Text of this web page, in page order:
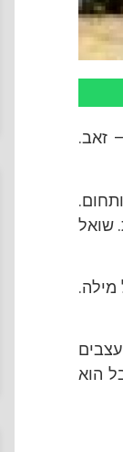
זאב.
שואל
מילה.
הוא